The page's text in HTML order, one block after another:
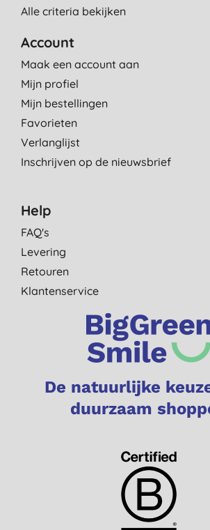
Alle criteria bekijken
Account
Maak een account aan
Mijn profiel
Mijn bestellingen
Favorieten
Verlanglijst
Inschrijven op de nieuwsbrief
Help
FAQ's
Levering
Retouren
Klantenservice
De natuurlijke
duurzaam